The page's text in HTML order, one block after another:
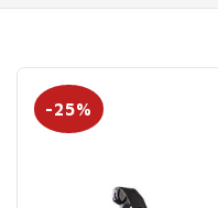
-25%